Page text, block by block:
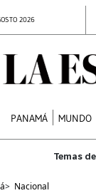
2026
PANAMÁ MUNDO
> Nacional